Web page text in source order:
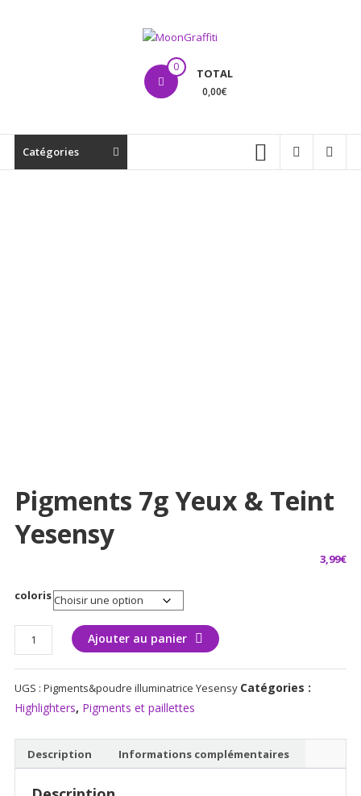
MoonGraffiti 0 TOTAL
0,00€
Catégories
Pigments 7g Yeux & Teint
Yesensy
3,99€
coloris
quantité
de
Pigments
7g
yeux
Ajouter au panier
UGS : Pigments&poudre illuminatrice Yesensy Catégories :
Highlighters, Pigments et paillettes
Description Informations complémentaires